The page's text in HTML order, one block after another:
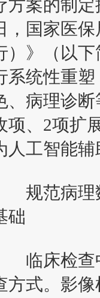
方案的制
，国家医
）》（以
系统性重
、病理诊
项、2项扩
人工智能
规范病理数
础
临床检查中
方式。影